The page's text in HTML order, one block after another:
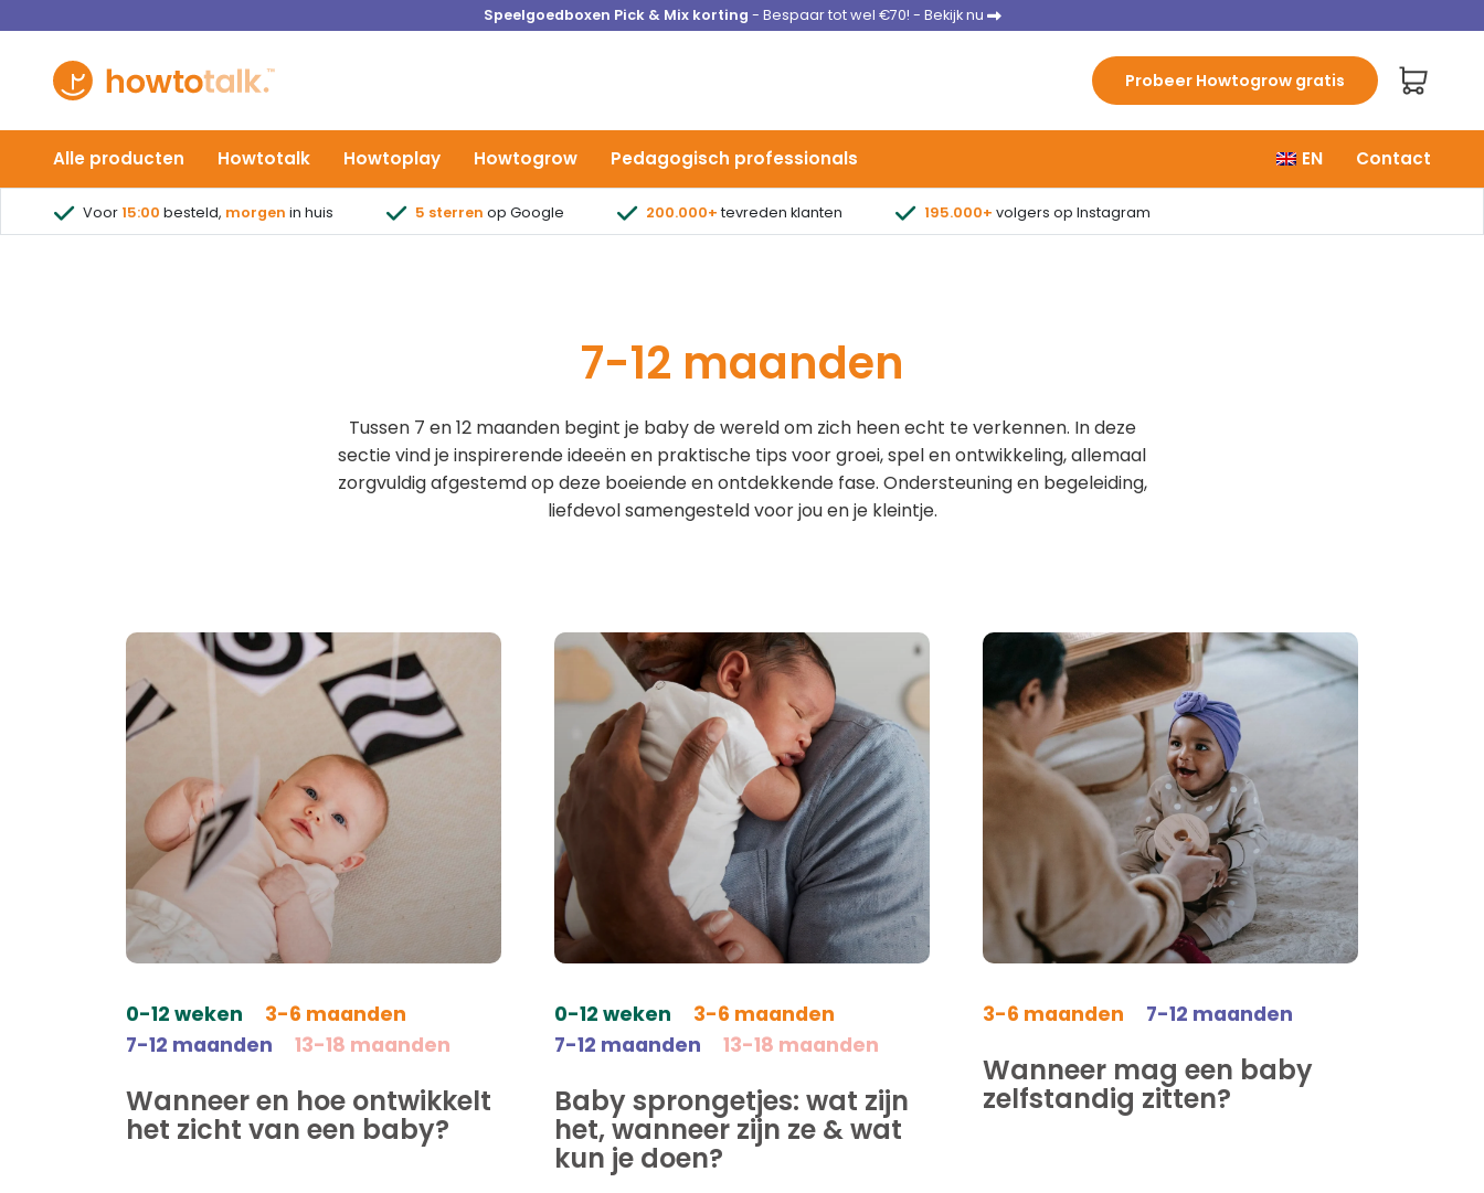
Speelgoedboxen Pick & Mix korting - Bespaar tot wel €70! - Bekijk nu
Probeer Howtogrow gratis
Alle producten Howtotalk Howtoplay Howtogrow Pedagogisch professionals EN Contact
Voor 15:00 besteld, morgen in huis 5 sterren op Google 200.000+ tevreden klanten 195.000+ volgers op Instagram
7-12 maanden
Tussen 7 en 12 maanden begint je baby de wereld om zich heen echt te verkennen. In deze
sectie vind je inspirerende ideeën en praktische tips voor groei, spel en ontwikkeling, allemaal
zorgvuldig afgestemd op deze boeiende en ontdekkende fase. Ondersteuning en begeleiding,
liefdevol samengesteld voor jou en je kleintje.
0-12 weken
3-6 maanden
7-12 maanden
13-18 maanden
Wanneer en hoe ontwikkelt
het zicht van een baby?
0-12 weken
3-6 maanden
7-12 maanden
13-18 maanden
Baby sprongetjes: wat zijn
het, wanneer zijn ze & wat
kun je doen?
3-6 maanden 7-12 maanden
Wanneer mag een baby
zelfstandig zitten?